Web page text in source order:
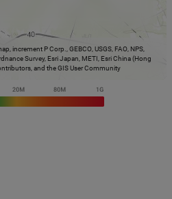
increment P Corp., GEBCO, USGS, FAO, NPS,
Survey, Esri Japan, METI, Esri China (Hong
and the GIS User Community